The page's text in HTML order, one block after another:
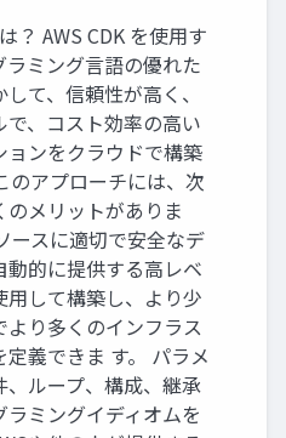
？ AWS CDK を使用す
ラミング言語の優れた
て、信頼性が高く、
で、コスト効率の高い
ョンをクラウドで構築
のアプローチには、次
のメリットがありま
ースに適切で安全なデ
動的に提供する高レベ
用して構築し、より少
より多くのインフラス
定義できま す。 パラメ
、ループ、構成、継承
ラミングイディオムを